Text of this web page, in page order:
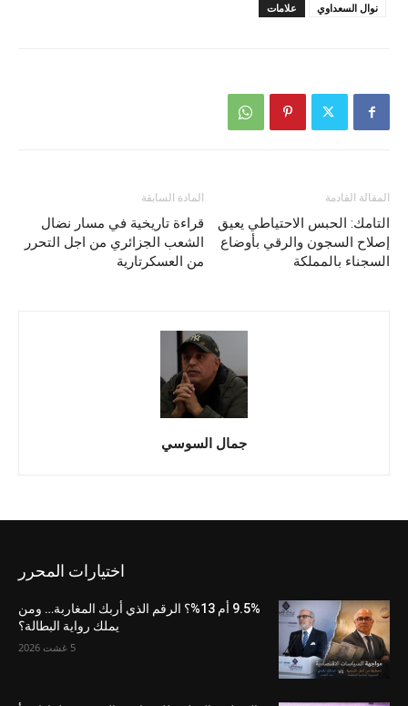
علامات نوال السعداوي
المادة السابقة
قراءة تاريخية في مسار نضال
الشعب الجزائري من اجل التحرر
من العسكرتارية
المقالة القادمة
التامك: الحبس الاحتياطي يعيق
إصلاح السجون والرقي بأوضاع
السجناء بالمملكة
جمال السوسي
اختيارات المحرر
9.5% أم 13%؟ الرقم الذي أربك المغاربة… ومن
يملك رواية البطالة؟
5 غشت 2026